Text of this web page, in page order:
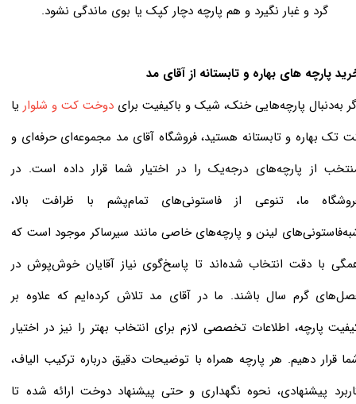
گرد و غبار نگیرد و هم پارچه دچار کپک یا بوی ماندگی نشود.
پارچه های بهاره و تابستانه از آقای مد
به‌دنبال پارچه‌هایی خنک، شیک و باکیفیت برای دوخت کت و شلوار یا
تک بهاره و تابستانه هستید، فروشگاه آقای مد مجموعه‌ای حرفه‌ای و
از پارچه‌های درجه‌یک را در اختیار شما قرار داده است. در
ما، تنوعی از فاستونی‌های تمام‌پشم با ظرافت بالا،
لینن و پارچه‌های خاصی مانند سیرساکر موجود است که
با دقت انتخاب شده‌اند تا پاسخ‌گوی نیاز آقایان خوش‌پوش در
گرم سال باشند. ما در آقای مد تلاش کرده‌ایم که علاوه بر
پارچه، اطلاعات تخصصی لازم برای انتخاب بهتر را نیز در اختیار
قرار دهیم. هر پارچه همراه با توضیحات دقیق درباره ترکیب الیاف،
پیشنهادی، نحوه نگهداری و حتی پیشنهاد دوخت ارائه شده تا